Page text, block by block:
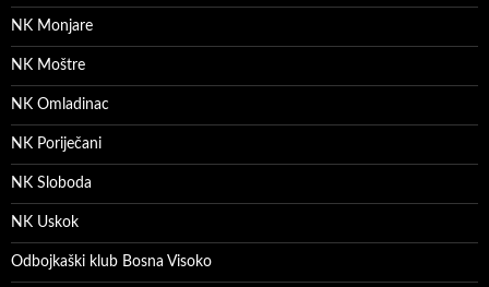
NK Monjare
NK Moštre
NK Omladinac
NK Poriječani
NK Sloboda
NK Uskok
Odbojkaški klub Bosna Visoko